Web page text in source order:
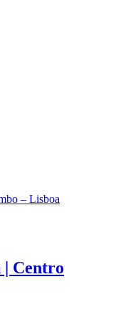
– Lisboa
| Centro